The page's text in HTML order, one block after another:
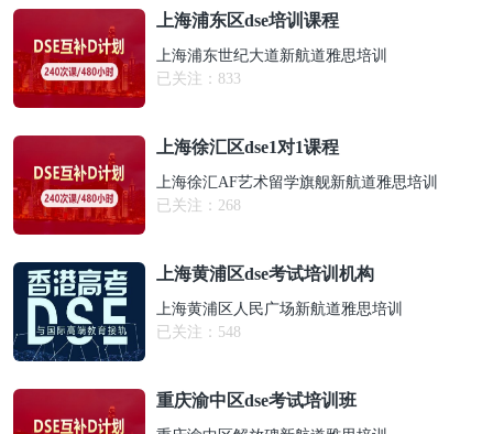
上海浦东区dse培训课程
上海浦东世纪大道新航道雅思培训
已关注： 833
上海徐汇区dse1对1课程
上海徐汇AF艺术留学旗舰新航道雅思培训
已关注： 268
上海黄浦区dse考试培训机构
上海黄浦区人民广场新航道雅思培训
已关注： 548
重庆渝中区dse考试培训班